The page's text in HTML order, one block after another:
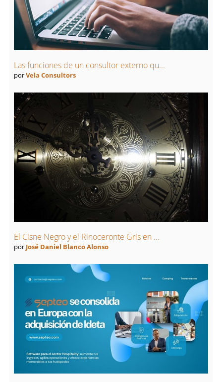
Las funciones de un consultor externo qu...
porVela Consultors
El Cisne Negro y el Rinoceronte Gris en ...
por José Daniel Blanco Alonso